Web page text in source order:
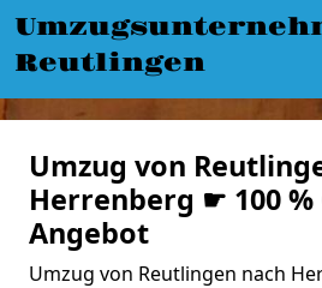
Reutlingen
Umzug von
Herrenberg ☛ 100 %
Angebot
Umzug von Reutlingen nach